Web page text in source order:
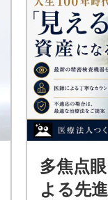
多焦点
よる先